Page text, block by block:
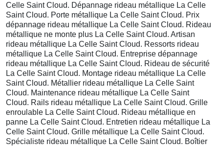
Celle Saint Cloud. Dépannage rideau métallique La Celle
Saint Cloud. Porte métallique La Celle Saint Cloud. Prix
dépannage rideau métallique La Celle Saint Cloud. Rideau
métallique ne monte plus La Celle Saint Cloud. Artisan
rideau métallique La Celle Saint Cloud. Ressorts rideau
métallique La Celle Saint Cloud. Entreprise dépannage
rideau métallique La Celle Saint Cloud. Rideau de sécurité
La Celle Saint Cloud. Montage rideau métallique La Celle
Saint Cloud. Métallier rideau métallique La Celle Saint
Cloud. Maintenance rideau métallique La Celle Saint
Cloud. Rails rideau métallique La Celle Saint Cloud. Grille
enroulable La Celle Saint Cloud. Rideau métallique en
panne La Celle Saint Cloud. Entretien rideau métallique La
Celle Saint Cloud. Grille métallique La Celle Saint Cloud.
Spécialiste rideau métallique La Celle Saint Cloud. Boîtier